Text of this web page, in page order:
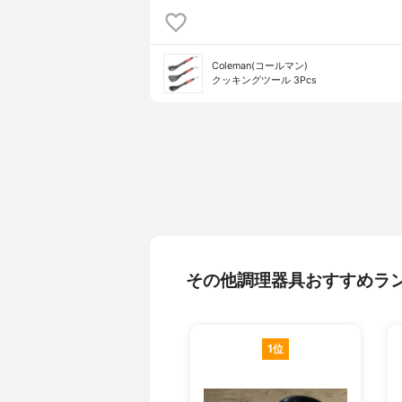
Coleman(コールマン)
クッキングツール 3Pcs
その他調理器具おすすめラ
1位